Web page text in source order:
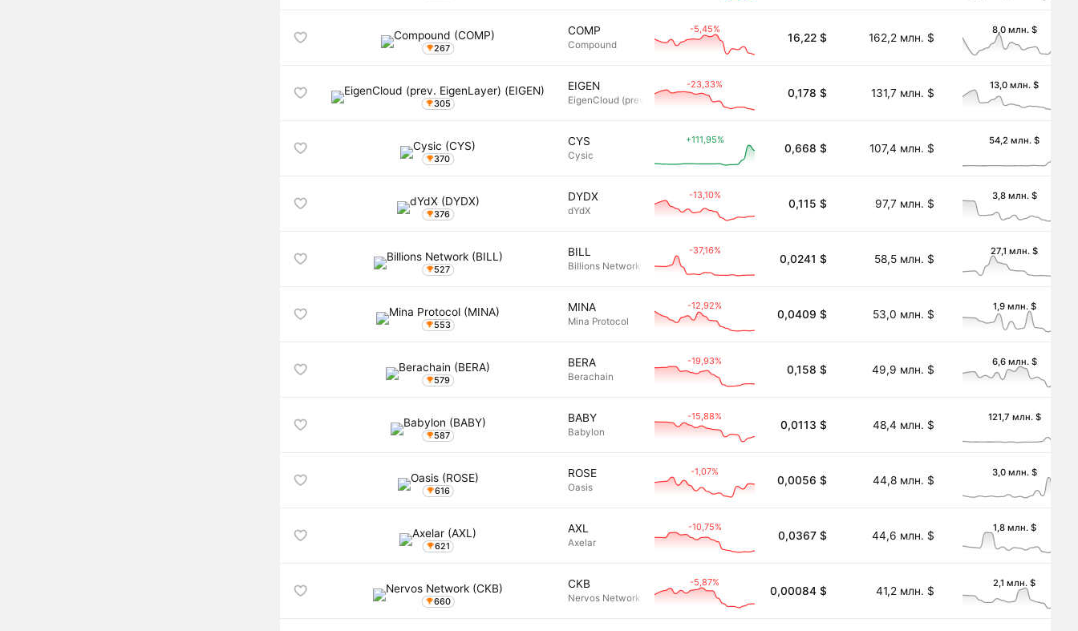
267
COMP
Compound
-5,45%
16,22 $ 162,2 млн. $
8,0 млн. $
305
EIGEN
EigenCloud (prev. EigenLayer)
-23,33%
0,178 $ 131,7 млн. $
13,0 млн. $
370
CYS
Cysic
+111,95%
0,668 $ 107,4 млн. $
54,2 млн. $
376
DYDX
dYdX
-13,10%
0,115 $ 97,7 млн. $
3,8 млн. $
527
BILL
Billions Network
-37,16%
0,0241 $ 58,5 млн. $
27,1 млн. $
553
MINA
Mina Protocol
-12,92%
0,0409 $ 53,0 млн. $
1,9 млн. $
579
BERA
Berachain
-19,93%
0,158 $ 49,9 млн. $
6,6 млн. $
587
BABY
Babylon
-15,88%
0,0113 $ 48,4 млн. $
121,7 млн. $
616
ROSE
Oasis
-1,07%
0,0056 $ 44,8 млн. $
3,0 млн. $
621
AXL
Axelar
-10,75%
0,0367 $ 44,6 млн. $
1,8 млн. $
660
CKB
Nervos Network
-5,87%
0,00084 $ 41,2 млн. $
2,1 млн. $